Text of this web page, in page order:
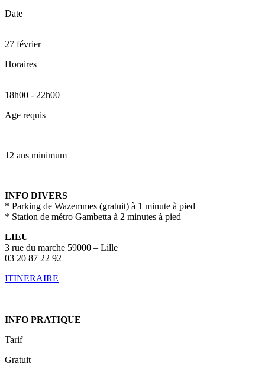
Date
27 février
Horaires
18h00 - 22h00
Age requis
12 ans minimum
INFO DIVERS
* Parking de Wazemmes (gratuit) à 1 minute à pied
* Station de métro Gambetta à 2 minutes à pied
LIEU
3 rue du marche 59000 – Lille
03 20 87 22 92
ITINERAIRE
INFO PRATIQUE
Tarif
Gratuit